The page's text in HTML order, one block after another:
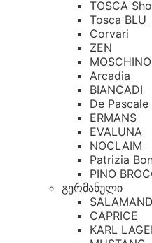
TOSCA
Tosca BLU
Corvari
ZEN
MOSCHINO
Arcadia
BIANCADI
De Pascale
ERMANS
EVALUNA
NOCLAIM
Patrizia
PINO
გერმანული
CAPRICE
KARL